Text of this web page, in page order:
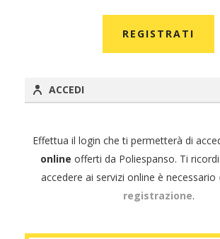
REGISTRATI
ACCEDI